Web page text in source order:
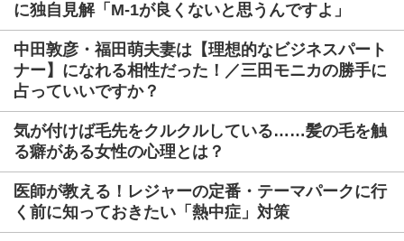
に独自見解「M-1が良くないと思うんですよ」
中田敦彦・福田萌夫妻は【理想的なビジネスパート
ナー】になれる相性だった！／三田モニカの勝手に
占っていいですか？
気が付けば毛先をクルクルしている……髪の毛を触
る癖がある女性の心理とは？
医師が教える！レジャーの定番・テーマパークに行
く前に知っておきたい「熱中症」対策